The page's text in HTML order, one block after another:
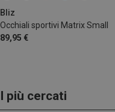
Bliz
Occhiali sportivi Matrix Small
89,95 €
I più cercati